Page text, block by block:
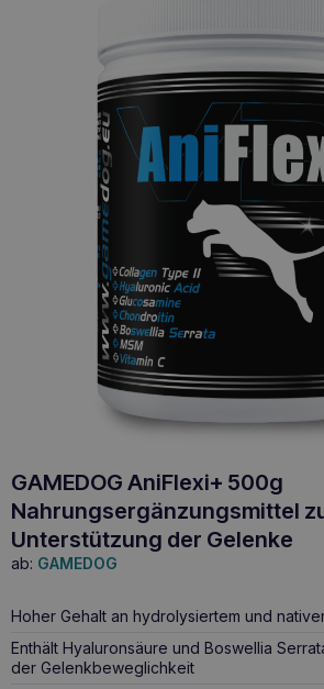
GAMEDOG AniFlexi+ 500g
Nahrungsergänzungsmittel
Unterstützung der Gelenke
ab: GAMEDOG
Hoher Gehalt an hydrolysiertem und
Enthält Hyaluronsäure und Boswellia
der Gelenkbeweglichkeit